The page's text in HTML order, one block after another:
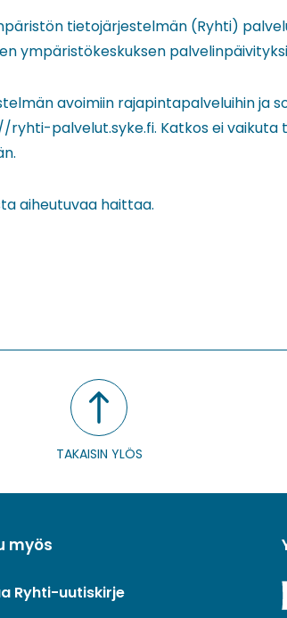
tietojärjestelmän (Ryhti)
ympäristökeskuksen
avoimiin rajapintapalveluihin ja
palvelut.syke.fi. Katkos ei vaikuta
aiheutuvaa haittaa.
TAKAISIN YLÖS
myös
Ryhti-uutiskirje